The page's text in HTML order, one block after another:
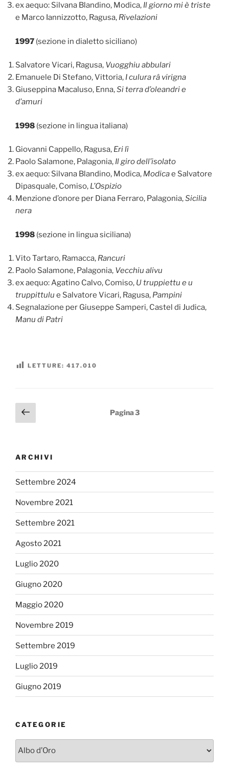
ex aequo: Silvana Blandino, Modica, Il giorno mi è triste
e Marco Iannizzotto, Ragusa, Rivelazioni
1997 (sezione in dialetto siciliano)
Salvatore Vicari, Ragusa, Vuogghiu abbulari
Emanuele Di Stefano, Vittoria, I culura râ virigna
Giuseppina Macaluso, Enna,Si terra d’oleandri e
d’amuri
1998 (sezione in lingua italiana)
Giovanni Cappello, Ragusa, Eri lì
Paolo Salamone, Palagonia, Il giro dell’isolato
ex aequo: Silvana Blandino, Modica, Modicae Salvatore
Dipasquale, Comiso, L’Ospizio
Menzione d’onore per Diana Ferraro, Palagonia,Sicilia
nera
1998 (sezione in lingua siciliana)
Vito Tartaro, Ramacca, Rancuri
Paolo Salamone, Palagonia, Vecchiu alivu
ex aequo: Agatino Calvo, Comiso, U truppiettu e u
truppittulu e Salvatore Vicari, Ragusa, Pampini
Segnalazione per Giuseppe Samperi, Castel di Judica,
Manu di Patri
LETTURE: 417.010
Paginazione
degli
Pagina
precedente
Pagina3
ARCHIVI
Settembre 2024
Novembre 2021
Settembre 2021
Agosto 2021
Luglio 2020
Giugno 2020
Maggio 2020
Novembre 2019
Settembre 2019
Luglio 2019
Giugno 2019
CATEGORIE
Categorie